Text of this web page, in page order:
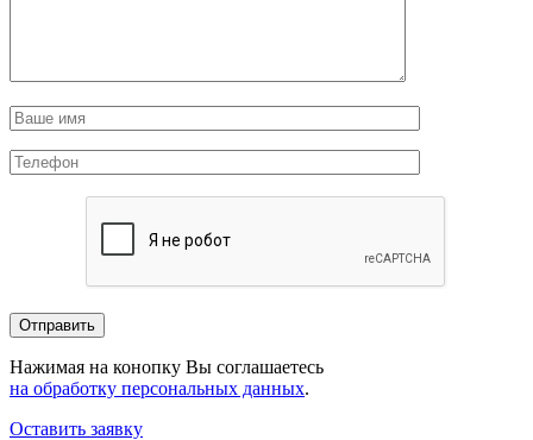
Нажимая на конопку Вы соглашаетесь
на обработку персональных данных.
Оставить заявку